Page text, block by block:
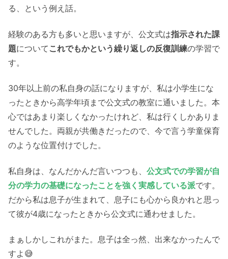
る、という例え話。
経験のある方も多いと思いますが、公文式は指示された課
題について これでもかという繰り返しの反復訓練の学習で
す。
30年以上前の私自身の話になりますが、私は小学生にな
ったときから高学年頃まで公文式の教室に通いました。本
心ではあまり楽しくなかったけれど、私は行くしかありま
せんでした。両親が共働きだったので、今で言う学童保育
のような位置付けでした。
私自身は、なんだかんだ言いつつも、 公文式での学習が自
分の学力の基礎になったことを強く実感している派です。
だから私は息子が生まれて、息子にも心から良かれと思っ
て彼が4歳になったときから公文式に通わせました。
まぁしかしこれがまた。息子は全っ然、出来なかったんで
すよ😅